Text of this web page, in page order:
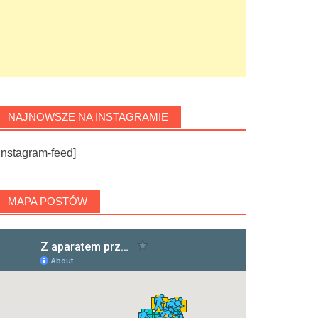
NAJNOWSZE NA INSTAGRAMIE
feed]
MAPA POSTÓW